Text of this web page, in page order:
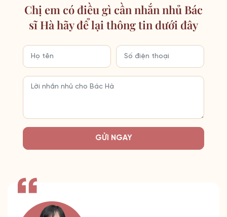
Chị em có điều gì cần nhắn nhủ Bác
sĩ Hà hãy để lại thông tin dưới đây
GỬI NGAY